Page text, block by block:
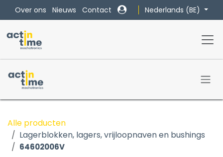
Overslaan naar inhoud
Over ons Nieuws Contact Nederlands (BE)
Alle producten
Lagerblokken, lagers, vrijloopnaven en bushings
64602006V